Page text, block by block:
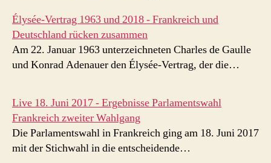
Élysée-Vertrag 1963 und 2018 - Frankreich und
Deutschland rücken zusammen
Am 22. Januar 1963 unterzeichneten Charles de Gaulle
und Konrad Adenauer den Élysée-Vertrag, der die…
Live 18. Juni 2017 - Ergebnisse Parlamentswahl
Frankreich zweiter Wahlgang
Die Parlamentswahl in Frankreich ging am 18. Juni 2017
mit der Stichwahl in die entscheidende…